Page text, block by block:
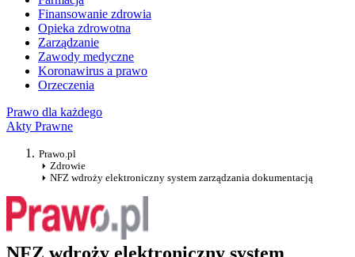
Finansowanie zdrowia
Opieka zdrowotna
Zarządzanie
Zawody medyczne
Koronawirus a prawo
Orzeczenia
Prawo dla każdego
Akty Prawne
Prawo.pl
Zdrowie
NFZ wdroży elektroniczny system zarządzania dokumentacją